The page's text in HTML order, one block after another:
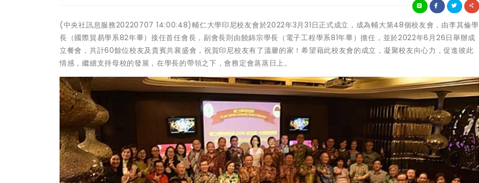
(中央社訊息服務20220707 14:00:48)輔仁大學印尼校友會於2022年3月31日正式成立，成為輔大第48個校友會，由李其倫學
長（國際貿易學系82年畢）接任首任會長，副會長則由饒錦宗學長（電子工程學系81年畢）擔任，並於2022年6月26日舉辦成
立餐會，共計60餘位校友及貴賓共襄盛會，祝賀印尼校友有了溫馨的家！希望藉此校友會的成立，凝聚校友向心力，促進彼此
情感，繼續支持母校的發展，在學長的帶領之下，會務定會蒸蒸日上。